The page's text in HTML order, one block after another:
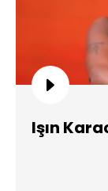
Işın